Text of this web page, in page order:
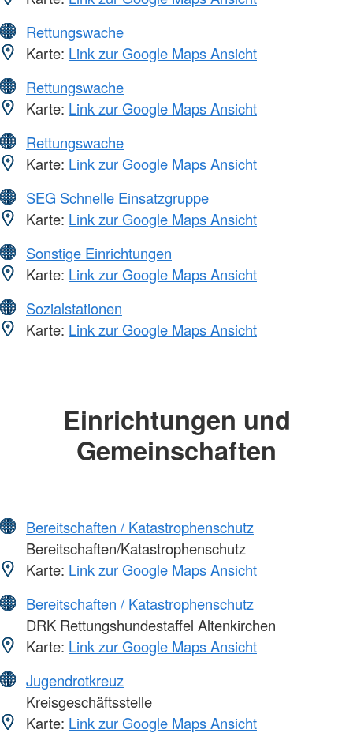
Rettungswache
Karte: Link zur Google Maps Ansicht
Rettungswache
Karte: Link zur Google Maps Ansicht
Rettungswache
Karte: Link zur Google Maps Ansicht
SEG Schnelle Einsatzgruppe
Karte: Link zur Google Maps Ansicht
Sonstige Einrichtungen
Karte: Link zur Google Maps Ansicht
Sozialstationen
Karte: Link zur Google Maps Ansicht
Einrichtungen und
Gemeinschaften
Bereitschaften / Katastrophenschutz
Bereitschaften/Katastrophenschutz
Karte: Link zur Google Maps Ansicht
Bereitschaften / Katastrophenschutz
DRK Rettungshundestaffel Altenkirchen
Karte: Link zur Google Maps Ansicht
Jugendrotkreuz
Kreisgeschäftsstelle
Karte: Link zur Google Maps Ansicht